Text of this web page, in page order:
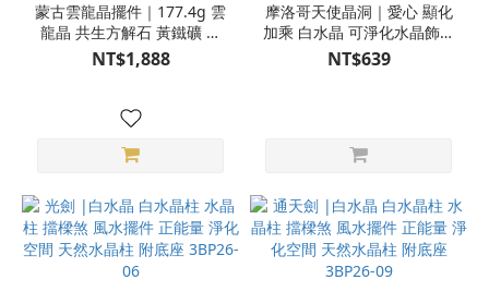
蒙古雲龍晶擺件｜177.4g 雲
龍晶 共生方解石 黃鐵礦 空
間藝術擺件 天然原礦
S25BR018-03
NT$1,888
摩洛哥天使晶洞｜愛心 顯化
加乘 白水晶 可淨化水晶飾品
風水擺件 天然水晶
S25CP14-003
NT$639